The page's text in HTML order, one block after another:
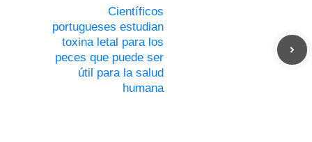
Científicos
portugueses estudian
toxina letal para los
peces que puede ser
útil para la salud
humana